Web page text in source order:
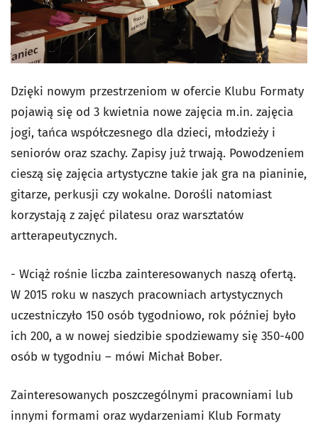
Dzięki nowym przestrzeniom w ofercie Klubu Formaty
pojawią się od 3 kwietnia nowe zajęcia m.in. zajęcia
jogi, tańca współczesnego dla dzieci, młodzieży i
seniorów oraz szachy. Zapisy już trwają. Powodzeniem
cieszą się zajęcia artystyczne takie jak gra na pianinie,
gitarze, perkusji czy wokalne. Dorośli natomiast
korzystają z zajęć pilatesu oraz warsztatów
artterapeutycznych.
- Wciąż rośnie liczba zainteresowanych naszą ofertą.
W 2015 roku w naszych pracowniach artystycznych
uczestniczyło 150 osób tygodniowo, rok później było
ich 200, a w nowej siedzibie spodziewamy się 350-400
osób w tygodniu – mówi Michał Bober.
Zainteresowanych poszczególnymi pracowniami lub
innymi formami oraz wydarzeniami Klub Formaty